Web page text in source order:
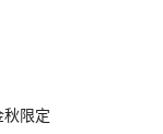
限定